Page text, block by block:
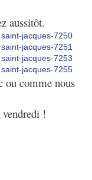
aussitôt.
ou comme nous
!